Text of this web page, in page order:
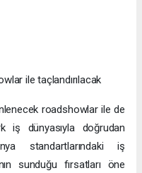
ile taçlandırılacak
roadshowlar ile de
iş dünyasıyla doğrudan
standartlarındaki iş
sunduğu fırsatları öne